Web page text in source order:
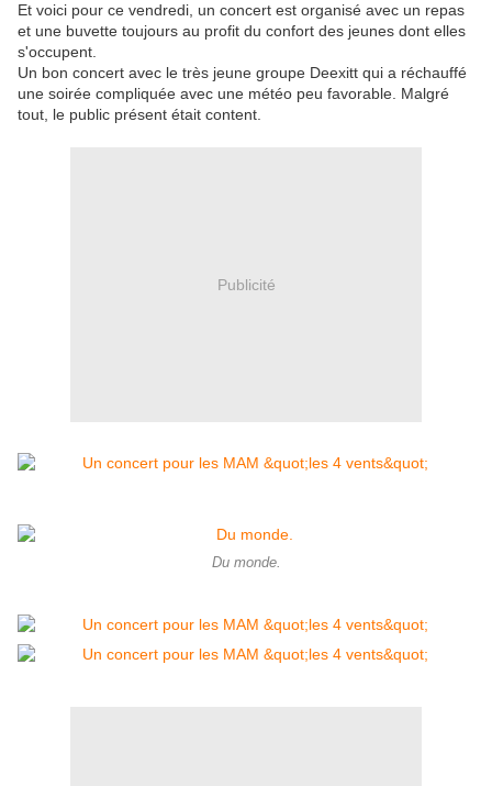
Et voici pour ce vendredi, un concert est organisé avec un repas
et une buvette toujours au profit du confort des jeunes dont elles
s'occupent.
Un bon concert avec le très jeune groupe Deexitt qui a réchauffé
une soirée compliquée avec une météo peu favorable. Malgré
tout, le public présent était content.
Publicité
Du monde.